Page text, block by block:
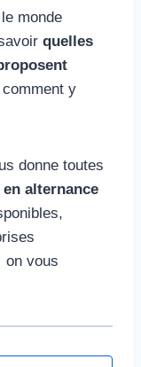
monde
quelles
y
donne toutes
alternance
on vous